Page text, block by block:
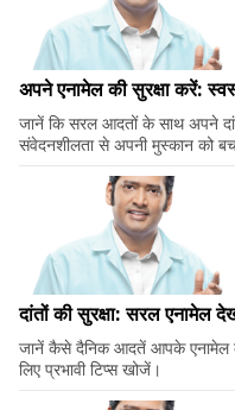
अपने एनामेल की सुरक्षा करें:
जानें कि सरल आदतों के साथ अपने
संवेदनशीलता से अपनी मुस्कान को
दांतों की सुरक्षा: सरल एनामेल
जानें कैसे दैनिक आदतें आपके एनामेल
लिए प्रभावी टिप्स खोजें।